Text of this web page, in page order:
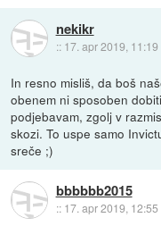
nekikr
:: 17. apr 2019, 11:19
In resno misliš, da boš
obenem ni sposoben
podjebavam, zgolj v
skozi. To uspe samo
sreče ;)
bbbbbb2015
:: 17. apr 2019, 12:55